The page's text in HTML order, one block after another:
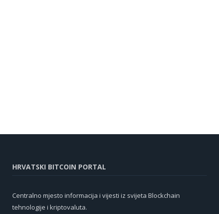
HRVATSKI BITCOIN PORTAL
Centralno mjesto informacija i vijesti iz svijeta Blockchain
tehnologije i kriptovaluta.